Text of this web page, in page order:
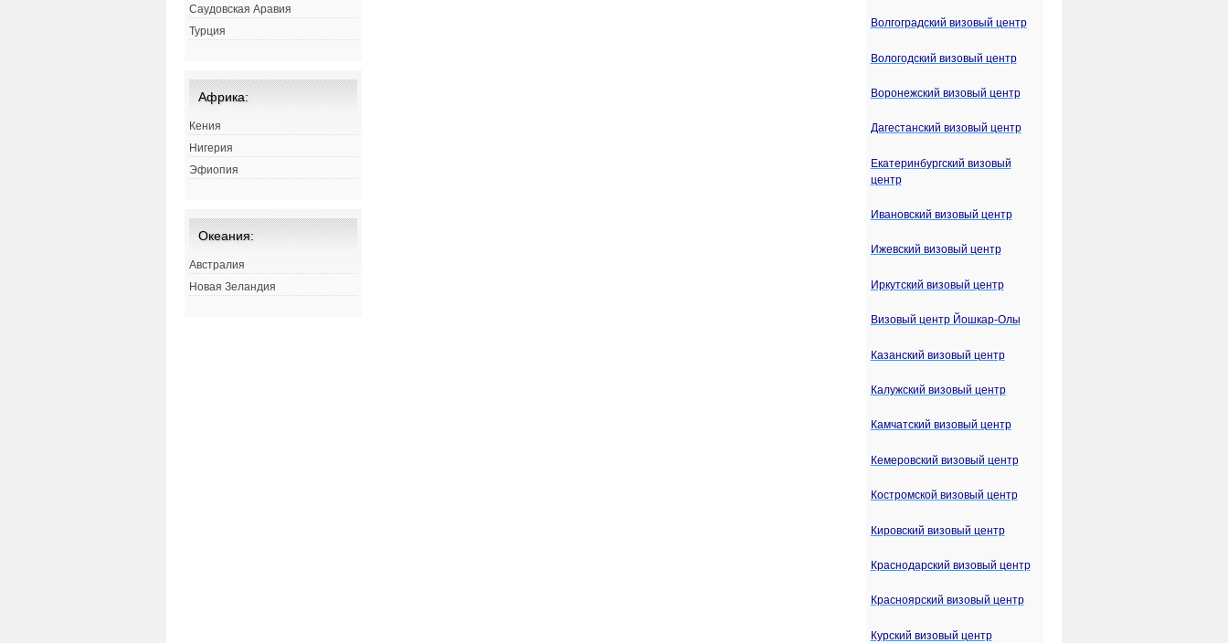
Саудовская Аравия
Турция
Африка:
Кения
Нигерия
Эфиопия
Океания:
Австралия
Новая Зеландия
Волгоградский визовый центр
Вологодский визовый центр
Воронежский визовый центр
Дагестанский визовый центр
Екатеринбургский визовый
центр
Ивановский визовый центр
Ижевский визовый центр
Иркутский визовый центр
Визовый центр Йошкар-Олы
Казанский визовый центр
Калужский визовый центр
Камчатский визовый центр
Кемеровский визовый центр
Костромской визовый центр
Кировский визовый центр
Краснодарский визовый центр
Красноярский визовый центр
Курский визовый центр